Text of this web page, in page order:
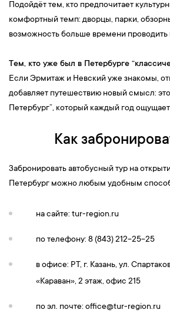
Подойдёт тем, кто предпочитает
комфортный темп: дворцы, парки,
возможность больше времени проводить
Тем, кто уже был в Петербурге
Если Эрмитаж и Невский уже знакомы,
добавляет путешествию новый смысл:
Петербург”, который каждый год
Как
Забронировать автобусный тур на
Петербург можно любым удобным
на сайте: tur-region.ru
по телефону: 8 (843) 212-25-25
в офисе: РТ, г. Казань, ул.
«Караван», 2 этаж, офис 215
по эл. почте: office@tur-region.ru